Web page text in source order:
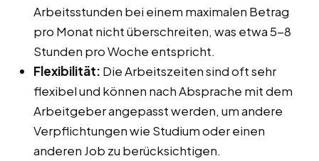
Arbeitsstunden bei einem maximalen Betrag
pro Monat nicht überschreiten, was etwa 5-8
Stunden pro Woche entspricht.
Flexibilität: Die Arbeitszeiten sind oft sehr
flexibel und können nach Absprache mit dem
Arbeitgeber angepasst werden, um andere
Verpflichtungen wie Studium oder einen
anderen Job zu berücksichtigen.